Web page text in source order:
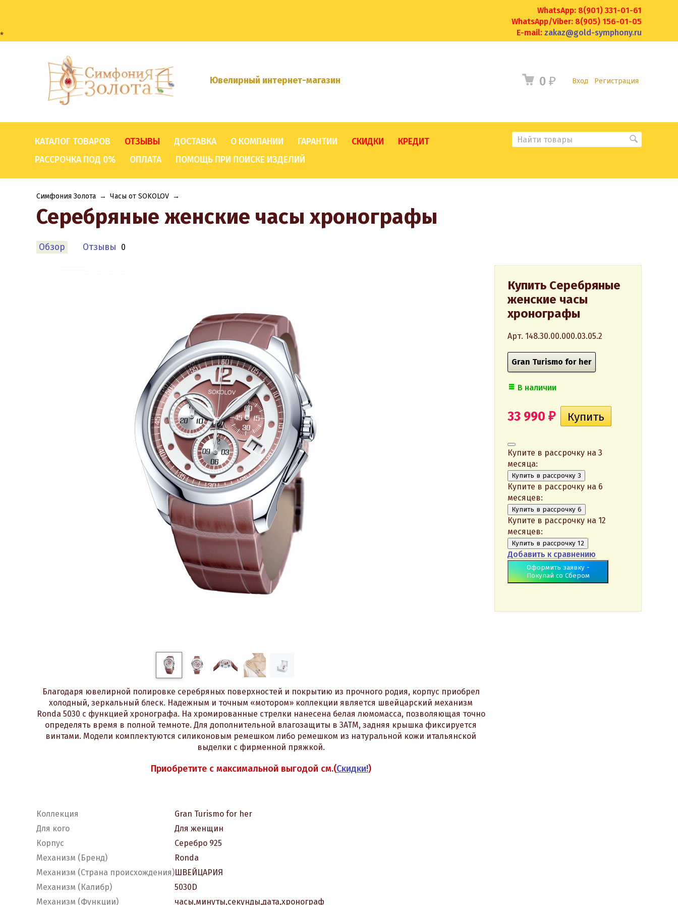
WhatsApp: 8(901) 331-01-61
WhatsApp/Viber: 8(905) 156-01-05
E-mail: zakaz@gold-symphony.ru
*
Вход Регистрация
0 ₽
Ювелирный интернет-магазин
КАТАЛОГ ТОВАРОВ ОТЗЫВЫ ДОСТАВКА О КОМПАНИИ ГАРАНТИИ СКИДКИ
КРЕДИТ
РАССРОЧКА ПОД 0%
ОПЛАТА ПОМОЩЬ ПРИ ПОИСКЕ ИЗДЕЛИЙ
Симфония Золота → Часы от SOKOLOV →
Серебряные женские часы хронографы
Обзор Отзывы 0
Купить Серебряные
женские часы
хронографы
Арт. 148.30.00.000.03.05.2
Gran Turismo for her
В наличии
33 990 ₽
Купите в рассрочку на 3
месяца:
Купить в рассрочку 3
Купите в рассрочку на 6
месяцев:
Купить в рассрочку 6
Купите в рассрочку на 12
месяцев:
Купить в рассрочку 12
Добавить к сравнению
Оформить заявку -
Покупай со Сбером
Благодаря ювелирной полировке серебряных поверхностей и покрытию из прочного родия, корпус приобрел
холодный, зеркальный блеск. Надежным и точным «мотором» коллекции является швейцарский механизм
Ronda 5030 с функцией хронографа. На хромированные стрелки нанесена белая люмомасса, позволяющая точно
определять время в полной темноте. Для дополнительной влагозащиты в 3АТМ, задняя крышка фиксируется
винтами. Модели комплектуются силиконовым ремешком либо ремешком из натуральной кожи итальянской
выделки с фирменной пряжкой.
Приобретите с максимальной выгодой см.(Скидки!)
Коллекция
Gran Turismo for her
Для кого
Для женщин
Корпус
Серебро 925
Механизм (Бренд)
Ronda
Механизм (Страна происхождения)ШВЕЙЦАРИЯ
Механизм (Калибр)
5030D
Механизм (Функции)
часы,минуты,секунды,дата,хронограф